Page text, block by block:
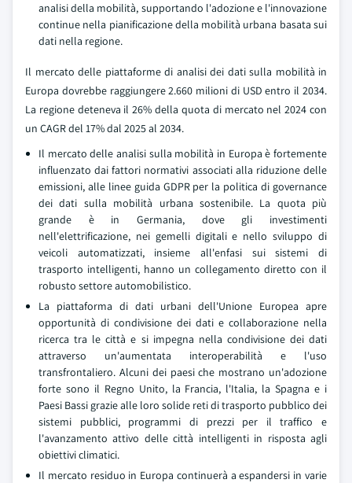
analisi della mobilità, supportando l'adozione e l'innovazione
continue nella pianificazione della mobilità urbana basata sui
dati nella regione.
Il mercato delle piattaforme di analisi dei dati sulla mobilità in
Europa dovrebbe raggiungere 2.660 milioni di USD entro il 2034.
La regione deteneva il 26% della quota di mercato nel 2024 con
un CAGR del 17% dal 2025 al 2034.
Il mercato delle analisi sulla mobilità in Europa è fortemente
influenzato dai fattori normativi associati alla riduzione delle
emissioni, alle linee guida GDPR per la politica di governance
dei dati sulla mobilità urbana sostenibile. La quota più
grande è in Germania, dove gli investimenti
nell'elettrificazione, nei gemelli digitali e nello sviluppo di
veicoli automatizzati, insieme all'enfasi sui sistemi di
trasporto intelligenti, hanno un collegamento diretto con il
robusto settore automobilistico.
La piattaforma di dati urbani dell'Unione Europea apre
opportunità di condivisione dei dati e collaborazione nella
ricerca tra le città e si impegna nella condivisione dei dati
attraverso un'aumentata interoperabilità e l'uso
transfrontaliero. Alcuni dei paesi che mostrano un'adozione
forte sono il Regno Unito, la Francia, l'Italia, la Spagna e i
Paesi Bassi grazie alle loro solide reti di trasporto pubblico dei
sistemi pubblici, programmi di prezzi per il traffico e
l'avanzamento attivo delle città intelligenti in risposta agli
obiettivi climatici.
Il mercato residuo in Europa continuerà a espandersi in varie